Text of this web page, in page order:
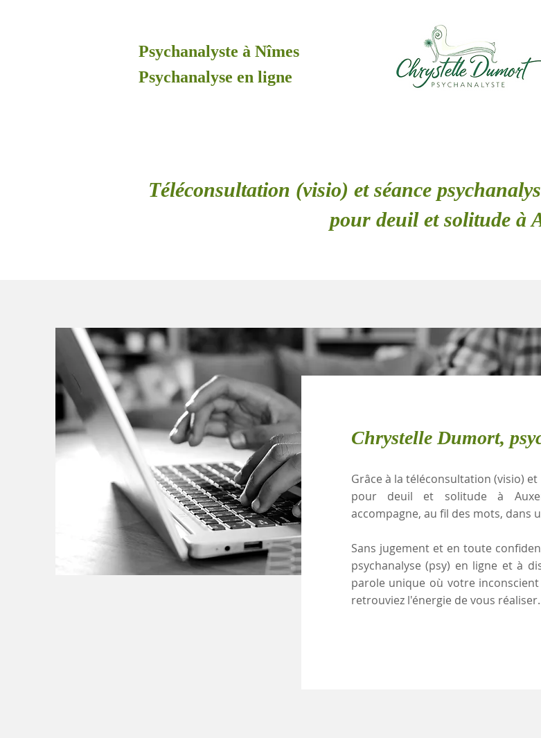
Psychanalyste à Nîmes
Psychanalyse en ligne
Téléconsultation (visio) et séance
pour deuil et solitude à
Chrystelle Dumort,
Grâce à la téléconsultation (visio)
pour deuil et solitude à
accompagne, au fil des mots,
Sans jugement et en toute
psychanalyse (psy) en ligne et à
parole unique où votre
retrouviez l'énergie de vous réaliser.